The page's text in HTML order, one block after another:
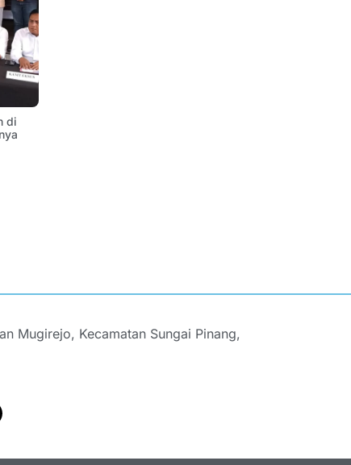
di
Mugirejo, Kecamatan Sungai Pinang,